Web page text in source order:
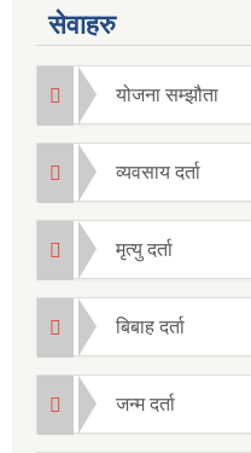
सेवाहरु
योजना सम्झौता
व्यवसाय दर्ता
मृत्यु दर्ता
बिबाह दर्ता
जन्म दर्ता